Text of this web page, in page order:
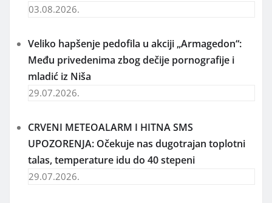
03.08.2026.
Veliko hapšenje pedofila u akciji „Armagedon“:
Među privedenima zbog dečije pornografije i
mladić iz Niša
29.07.2026.
CRVENI METEOALARM I HITNA SMS
UPOZORENJA: Očekuje nas dugotrajan toplotni
talas, temperature idu do 40 stepeni
29.07.2026.